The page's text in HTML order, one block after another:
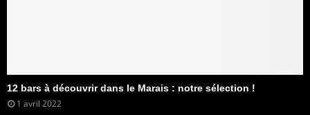
12 bars à découvrir dans le Marais : notre sélection !
1 avril 2022